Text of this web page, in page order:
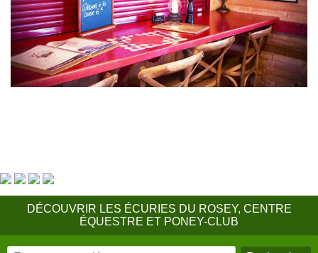
DÉCOUVRIR LES ÉCURIES DU ROSEY, CENTRE
ÉQUESTRE ET PONEY-CLUB